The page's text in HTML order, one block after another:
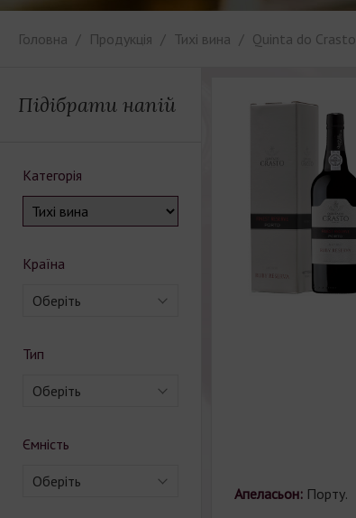
Головна Продукція Тихі вина Quinta do Crasto
Підібрати напій
Категорія
Країна
Оберіть
Тип
Оберіть
Ємність
Оберіть
Апеласьон: Порту.